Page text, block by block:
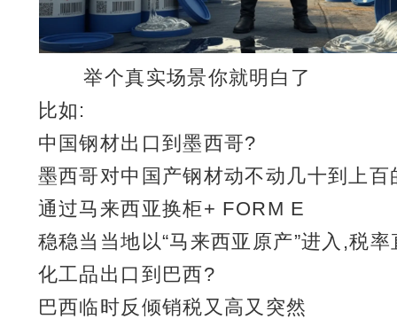
举个真实场景你就明白了
比如:
中国钢材出口到墨西哥?
墨西哥对中国产钢材动不动几十到上百
通过马来西亚换柜+ FORM E
稳稳当当地以“马来西亚原产”进入,税
化工品出口到巴西?
巴西临时反倾销税又高又突然